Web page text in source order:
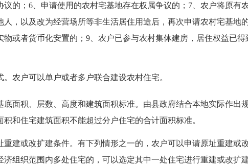
的；6、申请使用的农村宅基地存在权属争议的；7、农户将原有
，以及改为经营场所等非生活居住用途后，再次申请农村宅基地
或者货币化安置的；9、农户已参与农村集体建房，居住权益已
户可以单户或者多户联合建设农村住宅。
积、层数、高度和建筑面积标准。由县政府结合本地实际作出
和住宅建筑面积不能超过分户住宅的合计面积标准。
或改扩建条件。有下列情形之一的，农户可以申请原址重建或
组织范围内多处住宅的，可以选定其中一处住宅进行重建或改扩